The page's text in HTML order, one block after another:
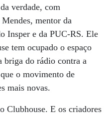
verdade, com
mentor da
Insper e da PUC-RS. Ele
tem ocupado o espaço
briga do rádio contra a
o movimento de
mais novas.
Clubhouse. E os criadores